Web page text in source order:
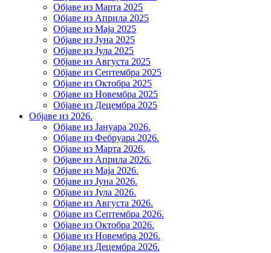
Објаве из Марта 2025
Објаве из Априла 2025
Објаве из Маја 2025
Објаве из Јуна 2025
Објаве из Јула 2025
Објаве из Августа 2025
Објаве из Септембра 2025
Објаве из Октобра 2025
Објаве из Новембра 2025
Објаве из Децембра 2025
Објаве из 2026.
Објаве из Јануара 2026.
Објаве из Фебруара 2026.
Објаве из Марта 2026.
Објаве из Априла 2026.
Објаве из Маја 2026.
Објаве из Јуна 2026.
Објаве из Јула 2026.
Објаве из Августа 2026.
Објаве из Септембра 2026.
Објаве из Октобра 2026.
Објаве из Новембра 2026.
Објаве из Децембра 2026.